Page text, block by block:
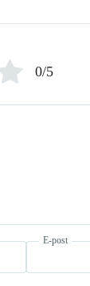
0/5
E-post